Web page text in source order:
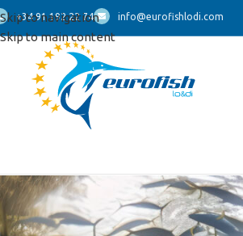
Skip to navigation
Skip to main content
+34 91 192 22 74 info@eurofishlodi.com